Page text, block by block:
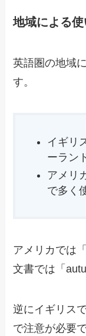
地域による
英語圏の地域
す。
イギリ
ーラン
アメリ
で多く
アメリカでは
文書では「
逆にイギリス
で注意が必要で